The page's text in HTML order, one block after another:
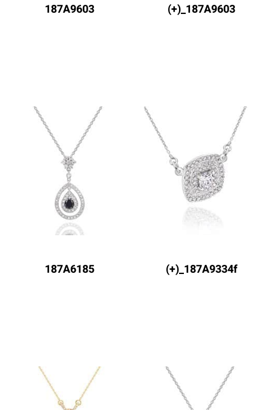
187A9603_(+)
187A9603
187A9334f_(+)
187A6185